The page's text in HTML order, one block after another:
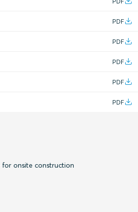
painamalla ja liittämällä
keskipisteiden etäisyysPDF
PDF
PDF
PDF
PDF
onsite construction